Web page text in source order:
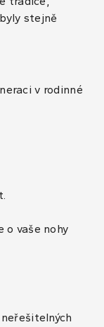
stejně
v rodinné
o vaše nohy